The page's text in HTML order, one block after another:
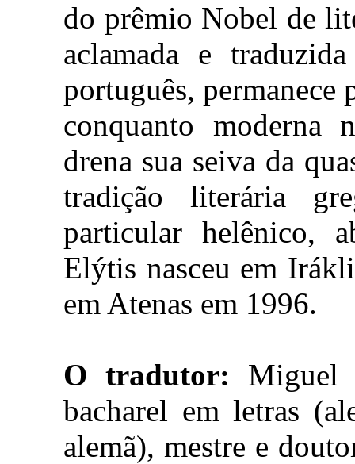
do prêmio Nobel de
aclamada e
português, permanece
conquanto moderna
drena sua seiva da
tradição literária
particular helênico,
Elýtis nasceu em
em Atenas em 1996.
O tradutor: Miguel
bacharel em letras
alemã), mestre e